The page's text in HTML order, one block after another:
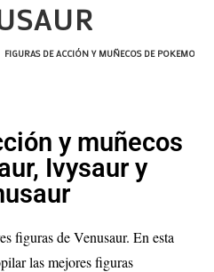
FIGURAS DE ACCIÓN Y MUÑECOS DE POKEMON
y muñecos
Ivysaur y
figuras de Venusaur. En esta
las mejores figuras